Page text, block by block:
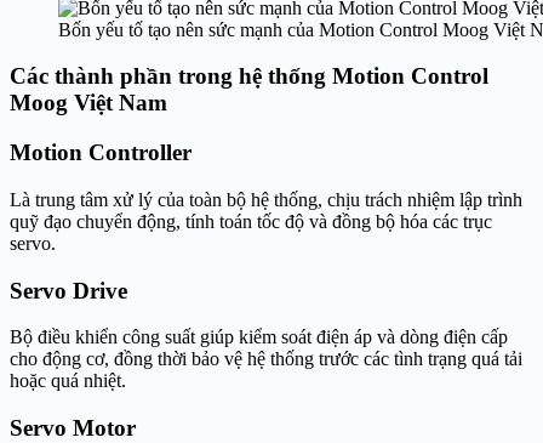
Bốn yếu tố tạo nên sức mạnh của Motion Control Moog Việt
Các thành phần trong hệ thống Motion Control
Moog Việt Nam
Motion Controller
Là trung tâm xử lý của toàn bộ hệ thống, chịu trách nhiệm lập trình
quỹ đạo chuyển động, tính toán tốc độ và đồng bộ hóa các trục
servo.
Servo Drive
Bộ điều khiển công suất giúp kiểm soát điện áp và dòng điện cấp
cho động cơ, đồng thời bảo vệ hệ thống trước các tình trạng quá tải
hoặc quá nhiệt.
Servo Motor